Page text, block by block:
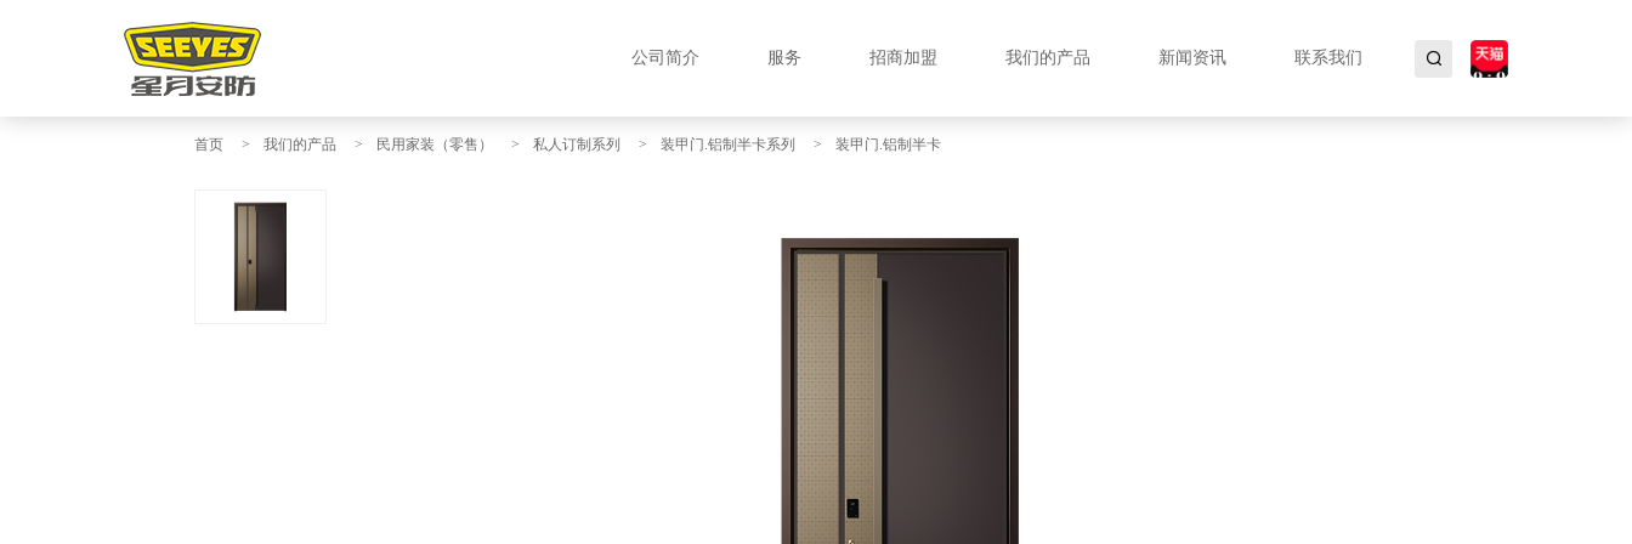
公司简介 服务 招商加盟 我们的产品 新闻资讯 联系我们
首页 > 我们的产品 > 民用家装（零售） > 私人订制系列 > 装甲门.铝制半卡系列 > 装甲门.铝制半卡